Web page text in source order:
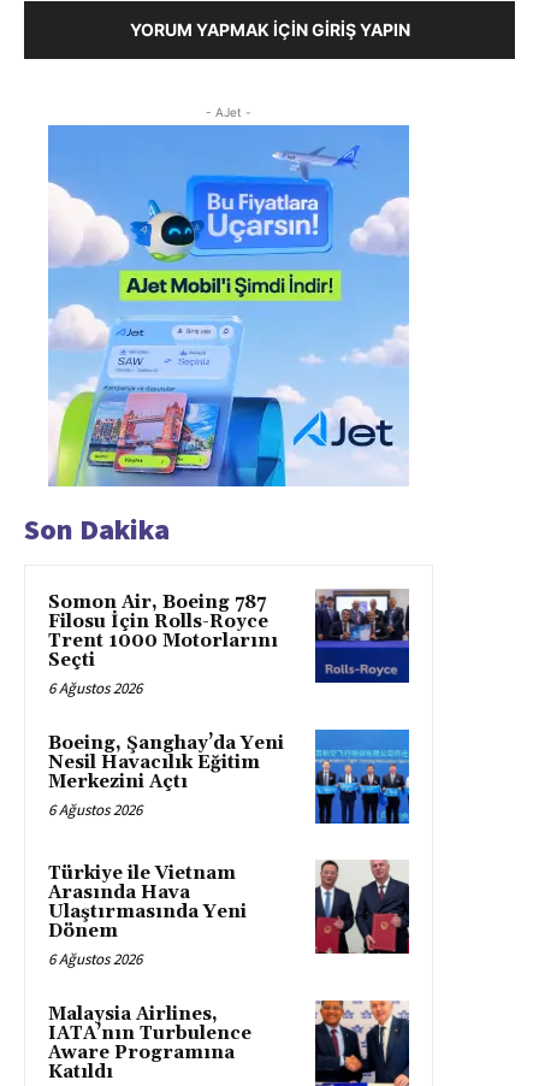
YORUM YAPMAK İÇIN GIRIŞ YAPIN
- AJet -
Son Dakika
Somon Air, Boeing 787
Filosu İçin Rolls-Royce
Trent 1000 Motorlarını
Seçti
6 Ağustos 2026
Boeing, Şanghay’da Yeni
Nesil Havacılık Eğitim
Merkezini Açtı
6 Ağustos 2026
Türkiye ile Vietnam
Arasında Hava
Ulaştırmasında Yeni
Dönem
6 Ağustos 2026
Malaysia Airlines,
IATA’nın Turbulence
Aware Programına
Katıldı